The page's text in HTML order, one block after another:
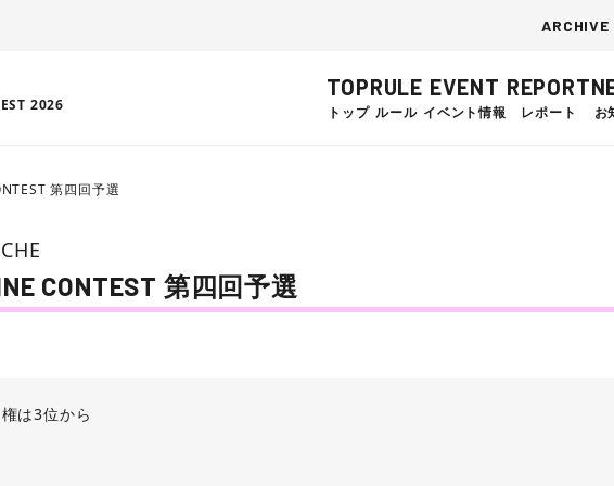
ARCHIVE
2026
TOP
トップ
RULE
ルール
EVENT
イベント情報
REPORT
レポート お
第四回予選
CONTEST 第四回予選
は3位から